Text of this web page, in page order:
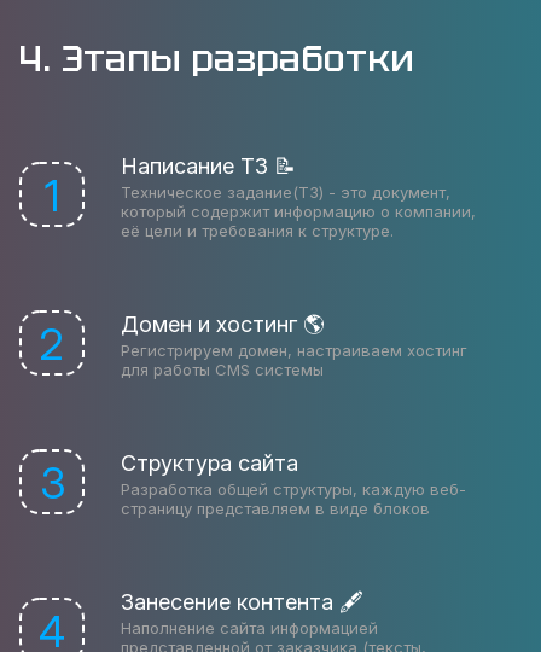
4. Этапы разработки
1
Написание ТЗ 📝
Техническое задание(ТЗ) - это документ,
который содержит информацию о компании,
её цели и требования к структуре.
2 Домен и хостинг 🌎
Регистрируем домен, настраиваем хостинг
для работы CMS системы
3 Структура сайта
Разработка общей структуры, каждую веб-
страницу представляем в виде блоков
4
Занесение контента 🖋
Наполнение сайта информацией
представленной от заказчика (тексты,